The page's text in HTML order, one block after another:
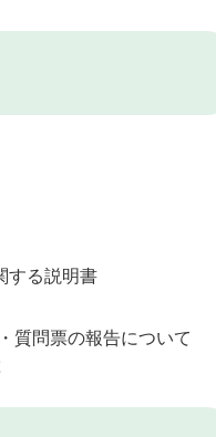
する説明書
質問票の報告について